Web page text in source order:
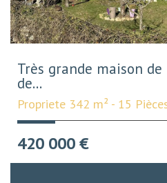
Très grande maison
de...
Propriete 342 m² - 15
420 000€